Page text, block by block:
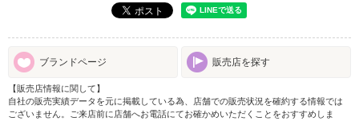
ブランドページ 販売店を探す
【販売店情報に関して】
自社の販売実績データを元に掲載している為、店舗での販売状況を確約する情報では
ございません。ご来店前に店舗へお電話にてお確かめいただくことをおすすめしま